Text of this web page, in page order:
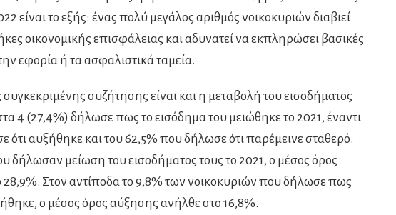
είναι το εξής: ένας πολύ μεγάλος αριθμός νοικοκυριών διαβιεί
οικονομικής επισφάλειας και αδυνατεί να εκπληρώσει βασικές
εφορία ή τα ασφαλιστικά ταμεία.
συζήτησης είναι και η μεταβολή του εισοδήματος
4 (27,4%) δήλωσε πως το εισόδημα του μειώθηκε το 2021, έναντι
ότι αυξήθηκε και του 62,5% που δήλωσε ότι παρέμεινε σταθερό.
δήλωσαν μείωση του εισοδήματος τους το 2021, ο μέσος όρος
Στον αντίποδα το 9,8% των νοικοκυριών που δήλωσε πως
ο μέσος όρος αύξησης ανήλθε στο 16,8%.